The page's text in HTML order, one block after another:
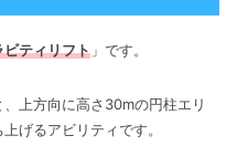
ビティリフト 」です。
上方向に高さ30mの円柱エリ
げるアビリティです。